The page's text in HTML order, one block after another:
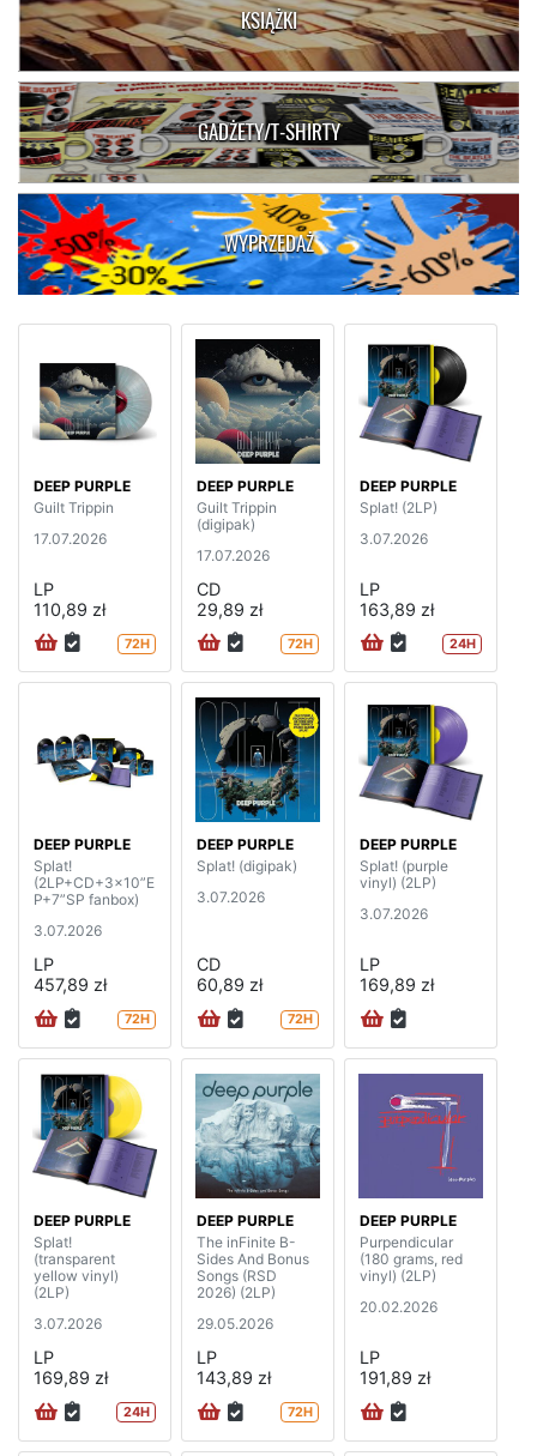
KSIĄŻKI
GADŻETY/T-SHIRTY
WYPRZEDAŻ
DEEP PURPLE
Guilt Trippin
17.07.2026
LP
110,89 zł
72H
DEEP PURPLE
Guilt Trippin
(digipak)
17.07.2026
CD
29,89 zł
72H
DEEP PURPLE
Splat! (2LP)
3.07.2026
LP
163,89 zł
24H
DEEP PURPLE
Splat!
(2LP+CD+3x10”E
P+7”SP fanbox)
3.07.2026
LP
457,89 zł
72H
DEEP PURPLE
Splat! (digipak)
3.07.2026
CD
60,89 zł
72H
DEEP PURPLE
Splat! (purple
vinyl) (2LP)
3.07.2026
LP
169,89 zł
DEEP PURPLE
Splat!
(transparent
yellow vinyl)
(2LP)
3.07.2026
LP
169,89 zł
24H
DEEP PURPLE
The inFinite B-
Sides And Bonus
Songs (RSD
2026) (2LP)
29.05.2026
LP
143,89 zł
72H
DEEP PURPLE
Purpendicular
(180 grams, red
vinyl) (2LP)
20.02.2026
LP
191,89 zł